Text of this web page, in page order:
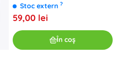
Stoc extern ?
59,00 lei
În coș